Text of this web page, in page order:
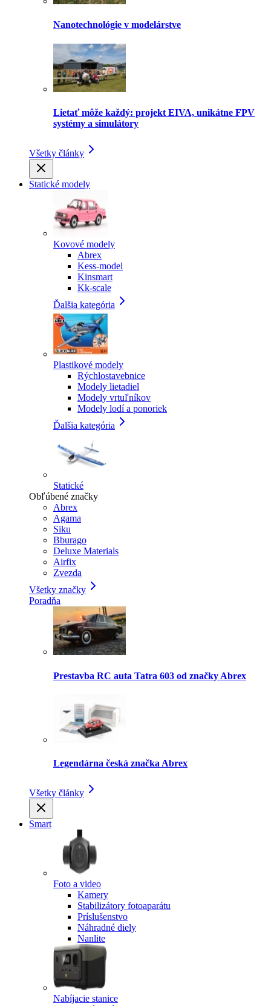
Nanotechnológie v modelárstve
Lietať môže každý: projekt EIVA, unikátne FPV
systémy a simulátory
Všetky články
Statické modely
Kovové modely
Abrex
Kess-model
Kinsmart
Kk-scale
Ďalšia kategória
Plastikové modely
Rýchlostavebnice
Modely lietadiel
Modely vrtuľníkov
Modely lodí a ponoriek
Ďalšia kategória
Statické
Obľúbené značky
Abrex
Agama
Siku
Bburago
Deluxe Materials
Airfix
Zvezda
Všetky značky
Poradňa
Prestavba RC auta Tatra 603 od značky Abrex
Legendárna česká značka Abrex
Všetky články
Smart
Foto a video
Kamery
Stabilizátory fotoaparátu
Príslušenstvo
Náhradné diely
Nanlite
Nabíjacie stanice